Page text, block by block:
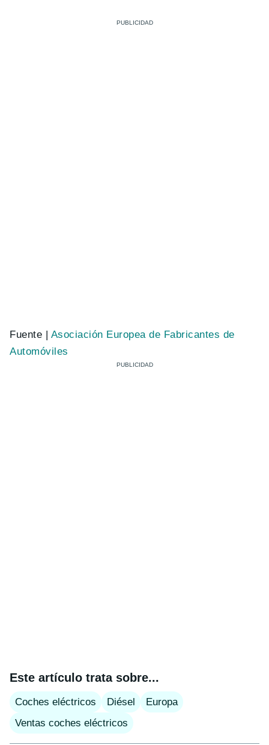
Fuente | Asociación Europea de Fabricantes de
Automóviles
Este artículo trata sobre...
Coches eléctricos Diésel
Europa
Ventas coches eléctricos